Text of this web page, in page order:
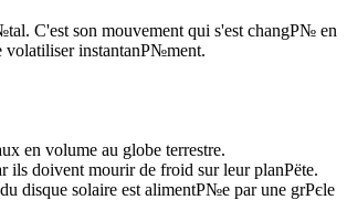
C'est son mouvement qui s'est changР№ en
volatiliser instantanР№ment.
en volume au globe terrestre.
ils doivent mourir de froid sur leur planРёte.
disque solaire est alimentР№e par une grРєle